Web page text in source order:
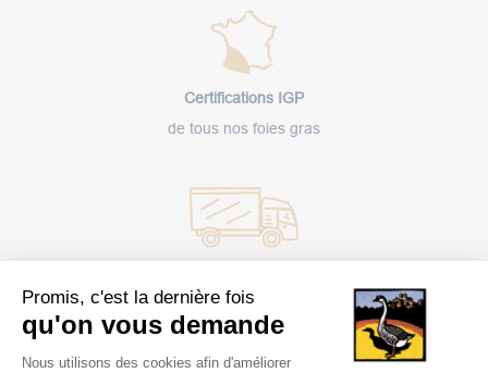
Promis, c'est la dernière fois
qu'on vous demande
Plateforme de Gestion du
Nous utilisons des cookies afin d'améliorer
Certifications IGP
de tous nos foies gras
rapide